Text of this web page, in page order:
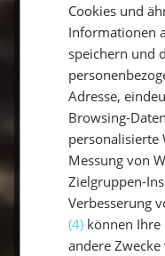
Warum einen
Yacht?
Mehr Platz,
Familien und
Bereit für zwei
Katamaran-Törns.
Cookies und
Informationen
speichern und
Adresse,
Browsing-
personalisierte
Messung von
Zielgruppen-
Verbesserung
(4) können Ihre
andere